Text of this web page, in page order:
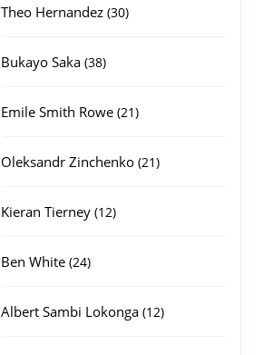
Theo Hernandez 3030
Bukayo Saka 3838
Emile Smith Rowe 2121
Oleksandr Zinchenko 2121
Kieran Tierney 1212
Ben White 2424
Albert Sambi Lokonga 1212